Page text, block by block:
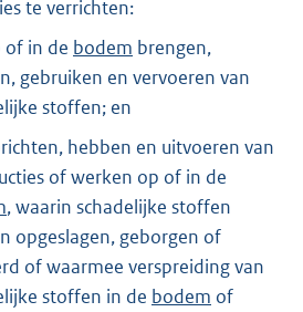
te verrichten:
of in de bodem brengen,
gebruiken en vervoeren van
stoffen; en
hebben en uitvoeren van
of werken op of in de
, waarin schadelijke stoffen
opgeslagen, geborgen of
of waarmee verspreiding van
stoffen in de bodem of